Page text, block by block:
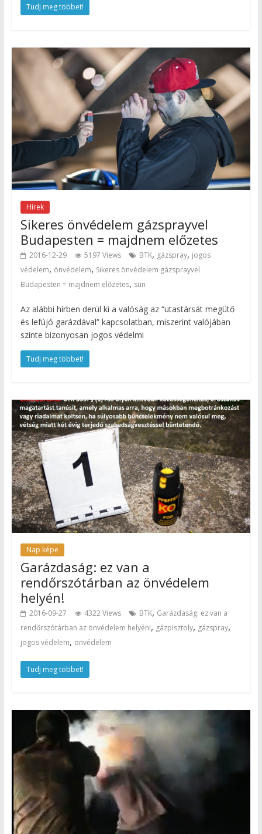
Tudj meg többet!
Hírek
Sikeres önvédelem gázsprayvel
Budapesten = majdnem előzetes
2016-12-29 5197 Views BTK, gázspray, jogos
védelem, önvédelem, Sikeres önvédelem gázsprayvel
Budapesten = majdnem előzetes, sün
Az alábbi hírben derül ki a valóság az “utastársát megütő
és lefújó garázdával” kapcsolatban, miszerint valójában
szinte bizonyosan jogos védelmi
Tudj meg többet!
Nap képe
Garázdaság: ez van a
rendőrszótárban az önvédelem
helyén!
2016-09-27 4322 Views BTK, Garázdaság: ez van a
rendőrszótárban az önvédelem helyén!, gázpisztoly, gázspray,
jogos védelem, önvédelem
Tudj meg többet!